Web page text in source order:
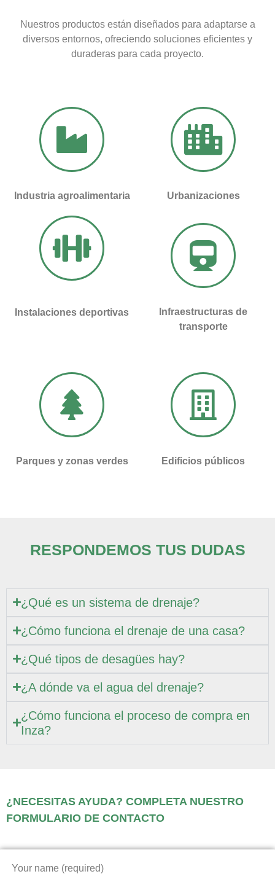
Nuestros productos están diseñados para adaptarse a
diversos entornos, ofreciendo soluciones eficientes y
duraderas para cada proyecto.
Industria agroalimentaria Urbanizaciones
Instalaciones deportivas
Infraestructuras de
transporte
Parques y zonas verdes Edificios públicos
RESPONDEMOS TUS DUDAS
¿Qué es un sistema de drenaje?
¿Cómo funciona el drenaje de una casa?
¿Qué tipos de desagües hay?
¿A dónde va el agua del drenaje?
¿Cómo funciona el proceso de compra en
Inza?
¿NECESITAS AYUDA? COMPLETA NUESTRO
FORMULARIO DE CONTACTO
Your name (required)